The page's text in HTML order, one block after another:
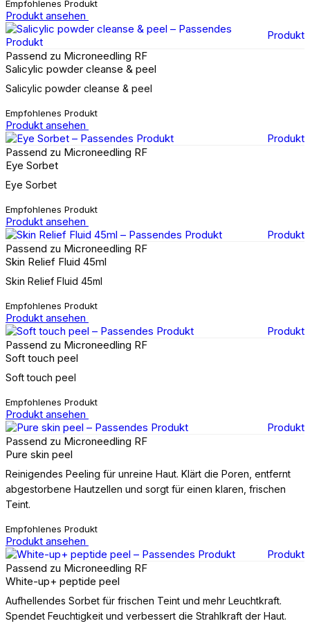
Empfohlenes Produkt
Produkt ansehen
Produkt
Passend zu Microneedling RF
Salicylic powder cleanse & peel
Salicylic powder cleanse & peel
Empfohlenes Produkt
Produkt ansehen
Produkt
Passend zu Microneedling RF
Eye Sorbet
Eye Sorbet
Empfohlenes Produkt
Produkt ansehen
Produkt
Passend zu Microneedling RF
Skin Relief Fluid 45ml
Skin Relief Fluid 45ml
Empfohlenes Produkt
Produkt ansehen
Produkt
Passend zu Microneedling RF
Soft touch peel
Soft touch peel
Empfohlenes Produkt
Produkt ansehen
Produkt
Passend zu Microneedling RF
Pure skin peel
Reinigendes Peeling für unreine Haut. Klärt die Poren, entfernt
abgestorbene Hautzellen und sorgt für einen klaren, frischen
Teint.
Empfohlenes Produkt
Produkt ansehen
Produkt
Passend zu Microneedling RF
White-up+ peptide peel
Aufhellendes Sorbet für frischen Teint und mehr Leuchtkraft.
Spendet Feuchtigkeit und verbessert die Strahlkraft der Haut.